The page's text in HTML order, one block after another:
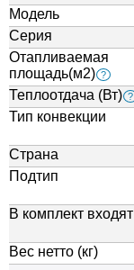
Модель
Серия
Отапливаемая
площадь(м2) ?
Теплоотдача (Вт) ?
Тип конвекции
Страна
Подтип
В комплект входят
Вес нетто (кг)